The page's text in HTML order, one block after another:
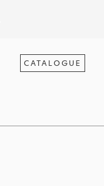
CATALOGUE